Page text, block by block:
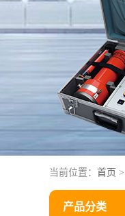
当前位置： 首页 >
产品分类